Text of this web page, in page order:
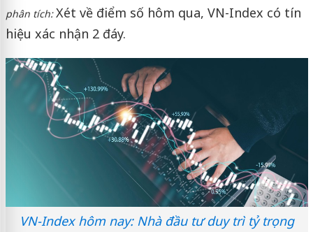
phân tích:Xét về điểm số hôm qua, VN-Index có tín
hiệu xác nhận 2 đáy.
VN-Index hôm nay: Nhà đầu tư duy trì tỷ trọng